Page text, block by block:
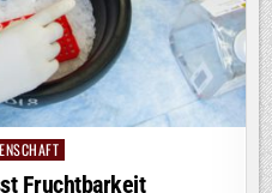
Fruchtbarkeit